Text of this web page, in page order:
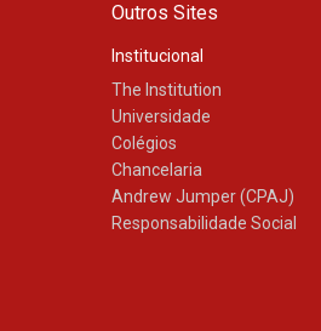
Outros Sites
Institucional
The Institution
Universidade
Colégios
Chancelaria
Andrew Jumper (CPAJ)
Responsabilidade Social